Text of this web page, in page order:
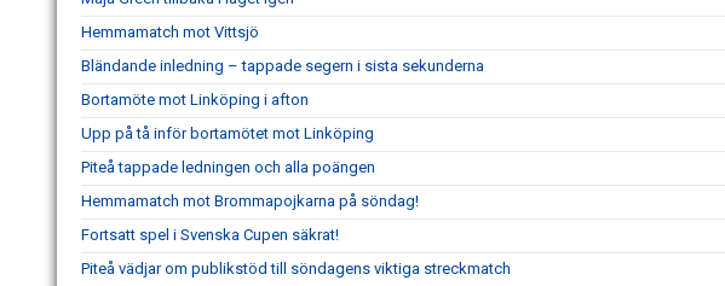
Hemmamatch mot Vittsjö
Bländande inledning – tappade segern i sista sekunderna
Bortamöte mot Linköping i afton
Upp på tå inför bortamötet mot Linköping
Piteå tappade ledningen och alla poängen
Hemmamatch mot Brommapojkarna på söndag!
Fortsatt spel i Svenska Cupen säkrat!
Piteå vädjar om publikstöd till söndagens viktiga streckmatch